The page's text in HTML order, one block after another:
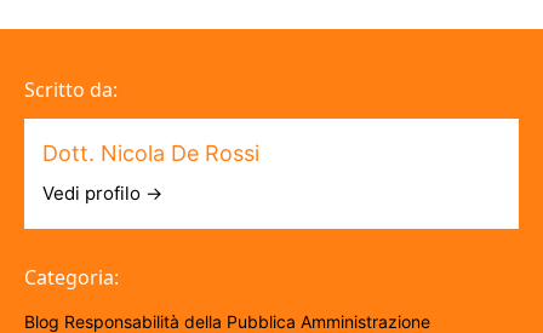
Scritto da:
Dott. Nicola De Rossi
Vedi profilo →
Categoria:
Blog Responsabilità della Pubblica Amministrazione